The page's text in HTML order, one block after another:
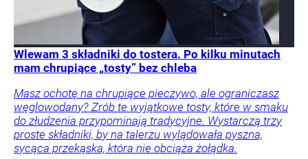
Wlewam 3 składniki do tostera. Po kilku minutach
mam chrupiące „tosty” bez chleba
Masz ochotę na chrupiące pieczywo, ale ograniczasz
węglowodany? Zrób te wyjątkowe tosty, które w smaku
do złudzenia przypominają tradycyjne. Wystarczą trzy
proste składniki, by na talerzu wylądowała pyszna,
sycąca przekąska, która nie obciąża żołądka.